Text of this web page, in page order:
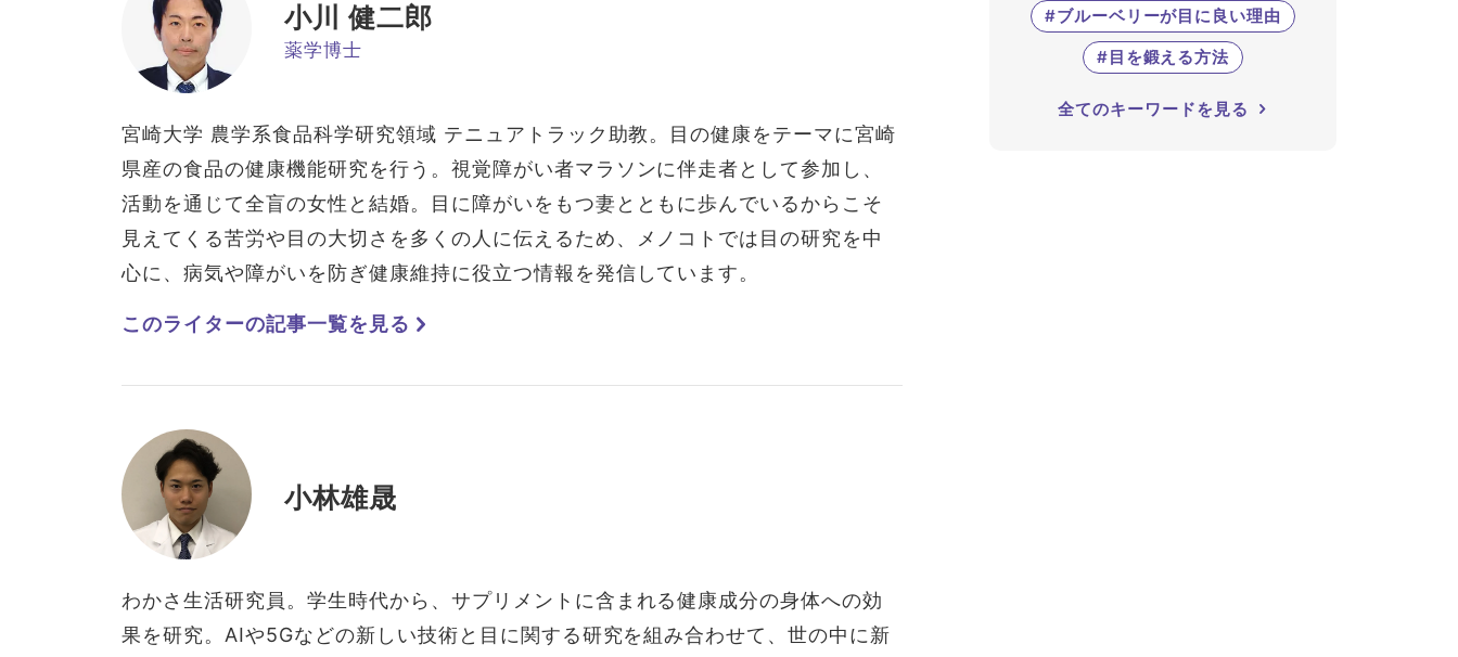
小川 健二郎
薬学博士
宮崎大学 農学系食品科学研究領域 テニュアトラック助教。目の健康をテーマに宮崎
県産の食品の健康機能研究を行う。視覚障がい者マラソンに伴走者として参加し、
活動を通じて全盲の女性と結婚。目に障がいをもつ妻とともに歩んでいるからこそ
見えてくる苦労や目の大切さを多くの人に伝えるため、メノコトでは目の研究を中
心に、病気や障がいを防ぎ健康維持に役立つ情報を発信しています。
このライターの記事一覧を見る
小林雄晟
わかさ生活研究員。学生時代から、サプリメントに含まれる健康成分の身体への効
果を研究。AIや5Gなどの新しい技術と目に関する研究を組み合わせて、世の中に新
#ブルーベリーが目に良い理由
#目を鍛える方法
全てのキーワードを見る